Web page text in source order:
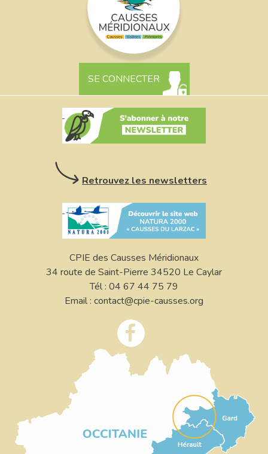
SE CONNECTER
Retrouvez les newsletters
CPIE des Causses Méridionaux
34 route de Saint-Pierre 34520 Le Caylar
Tél : 04 67 44 75 79
Email : contact@cpie-causses.org